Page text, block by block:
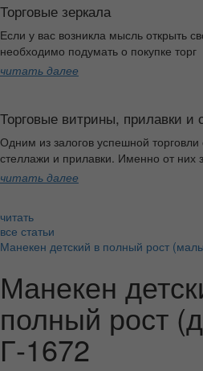
Торговые зеркала
Если у вас возникла мысль открыть
необходимо подумать о покупке торг
читать далее
Торговые витрины, прилавки и
Одним из залогов успешной
стеллажи и прилавки. Именно от них
читать далее
читать
все статьи
Манекен детский в полный рост
Манекен
полный рост
Г-1672